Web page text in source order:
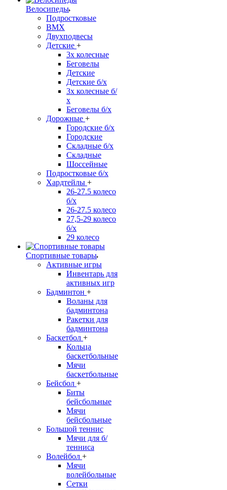
Велосипеды
Подростковые
BMX
Двухподвесы
Детские +
3х колесные
Беговелы
Детские
Детские б/х
3х колесные б/
х
Беговелы б/х
Дорожные +
Городские б/х
Городские
Складные б/х
Складные
Шоссейные
Подростковые б/х
Хардтейлы +
26-27.5 колесо
б/х
26-27.5 колесо
27,5-29 колесо
б/х
29 колесо
Спортивные товары
Активные игры
Инвентарь для
активных игр
Бадминтон +
Воланы для
бадминтона
Ракетки для
бадминтона
Баскетбол +
Кольца
баскетбольные
Мячи
баскетбольные
Бейсбол +
Биты
бейсбольные
Мячи
бейсбольные
Большой теннис
Мячи для б/
тенниса
Волейбол +
Мячи
волейбольные
Сетки